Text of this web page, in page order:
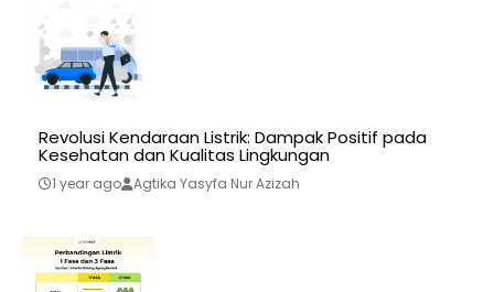
Revolusi Kendaraan Listrik: Dampak Positif pada
Kesehatan dan Kualitas Lingkungan
1 year ago Agtika Yasyfa Nur Azizah